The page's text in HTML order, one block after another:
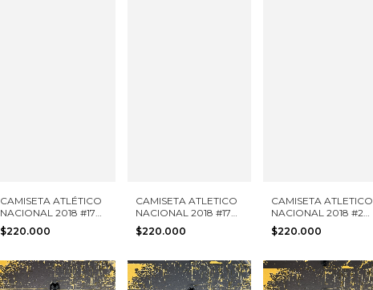
CAMISETA ATLÉTICO
NACIONAL 2018 #17
D. MORENO NIKE
TALLA L
$220.000
CAMISETA ATLETICO
NACIONAL 2018 #17
D. MORENO NIKE
TALLA M
$220.000
CAMISETA ATLETICO
NACIONAL 2018 #2
BOCANEGRA NIKE
TALLA L
$220.000